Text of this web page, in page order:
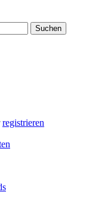
Suchen
registrieren